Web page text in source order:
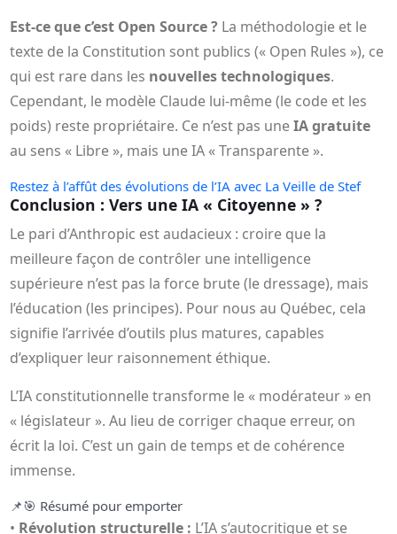
Est-ce que c’est Open Source ? La méthodologie et le
texte de la Constitution sont publics (« Open Rules »), ce
qui est rare dans les nouvelles technologiques.
Cependant, le modèle Claude lui-même (le code et les
poids) reste propriétaire. Ce n’est pas uneIA gratuite
au sens « Libre », mais une IA « Transparente ».
Restez à l’affût des évolutions de l’IA avec La Veille de Stef
Conclusion : Vers une IA « Citoyenne » ?
Le pari d’Anthropic est audacieux : croire que la
meilleure façon de contrôler une intelligence
supérieure n’est pas la force brute (le dressage), mais
l’éducation (les principes). Pour nous au Québec, cela
signifie l’arrivée d’outils plus matures, capables
d’expliquer leur raisonnement éthique.
L’IA constitutionnelle transforme le « modérateur » en
« législateur ». Au lieu de corriger chaque erreur, on
écrit la loi. C’est un gain de temps et de cohérence
immense.
📌 🎯 Résumé pour emporter
• Révolution structurelle : L’IA s’autocritique et se